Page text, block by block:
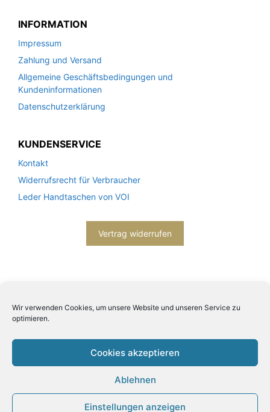
Wir verwenden Cookies, um unsere Website und unseren Service zu
optimieren.
Cookies akzeptieren
Ablehnen
Einstellungen anzeigen
INFORMATION
Impressum
Zahlung und Versand
Allgemeine Geschäftsbedingungen und
Kundeninformationen
Datenschutzerklärung
KUNDENSERVICE
Kontakt
Widerrufsrecht für Verbraucher
Leder Handtaschen von VOI
Vertrag widerrufen
2026© Engels mode schmuck -Datenschutzerklärung
Impressum- Bitte beachten Sie unsere